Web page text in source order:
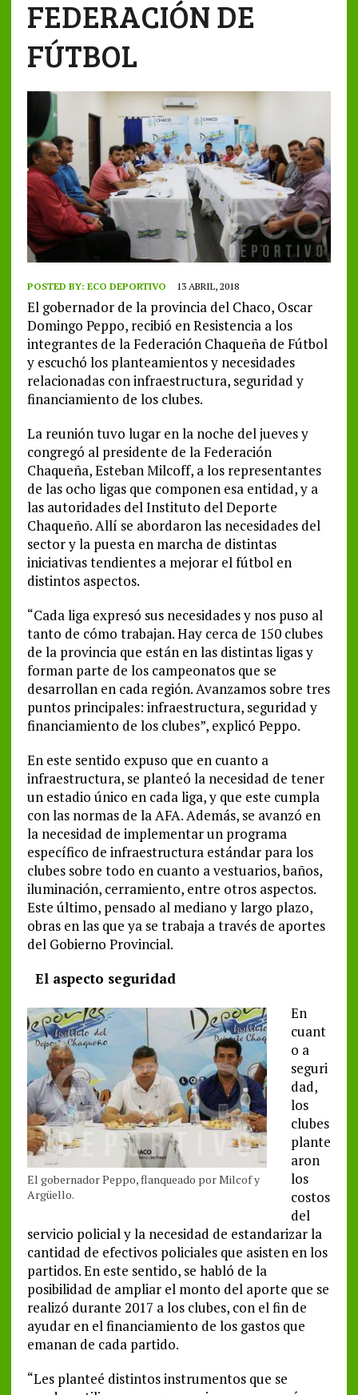
FEDERACIÓN DE
FÚTBOL
POSTED BY: ECO DEPORTIVO 13 ABRIL, 2018
El gobernador de la provincia del Chaco, Oscar
Domingo Peppo, recibió en Resistencia a los
integrantes de la Federación Chaqueña de Fútbol
y escuchó los planteamientos y necesidades
relacionadas con infraestructura, seguridad y
financiamiento de los clubes.
La reunión tuvo lugar en la noche del jueves y
congregó al presidente de la Federación
Chaqueña, Esteban Milcoff, a los representantes
de las ocho ligas que componen esa entidad, y a
las autoridades del Instituto del Deporte
Chaqueño. Allí se abordaron las necesidades del
sector y la puesta en marcha de distintas
iniciativas tendientes a mejorar el fútbol en
distintos aspectos.
“Cada liga expresó sus necesidades y nos puso al
tanto de cómo trabajan. Hay cerca de 150 clubes
de la provincia que están en las distintas ligas y
forman parte de los campeonatos que se
desarrollan en cada región. Avanzamos sobre tres
puntos principales: infraestructura, seguridad y
financiamiento de los clubes”, explicó Peppo.
En este sentido expuso que en cuanto a
infraestructura, se planteó la necesidad de tener
un estadio único en cada liga, y que este cumpla
con las normas de la AFA. Además, se avanzó en
la necesidad de implementar un programa
específico de infraestructura estándar para los
clubes sobre todo en cuanto a vestuarios, baños,
iluminación, cerramiento, entre otros aspectos.
Este último, pensado al mediano y largo plazo,
obras en las que ya se trabaja a través de aportes
del Gobierno Provincial.
El aspecto seguridad
El gobernador Peppo, flanqueado por Milcof y
Argüello.
En
cuant
o a
seguri
dad,
los
clubes
plante
aron
los
costos
del
servicio policial y la necesidad de estandarizar la
cantidad de efectivos policiales que asisten en los
partidos. En este sentido, se habló de la
posibilidad de ampliar el monto del aporte que se
realizó durante 2017 a los clubes, con el fin de
ayudar en el financiamiento de los gastos que
emanan de cada partido.
“Les planteé distintos instrumentos que se